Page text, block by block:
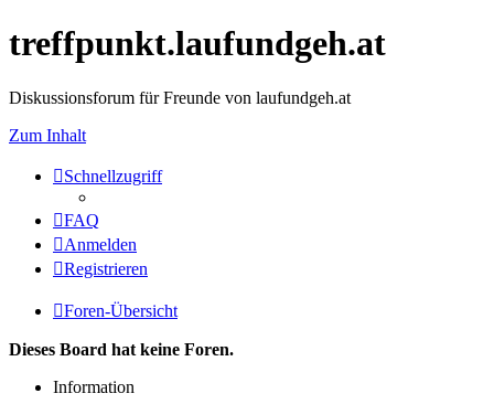
treffpunkt.laufundgeh.at
Diskussionsforum für Freunde von laufundgeh.at
Zum Inhalt
Schnellzugriff
FAQ
Anmelden
Registrieren
Foren-Übersicht
Dieses Board hat keine Foren.
Information